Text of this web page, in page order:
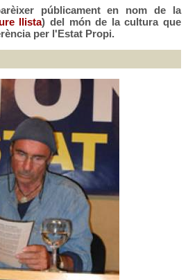
públicament en nom de la
llista) del món de la cultura que
per l'Estat Propi.